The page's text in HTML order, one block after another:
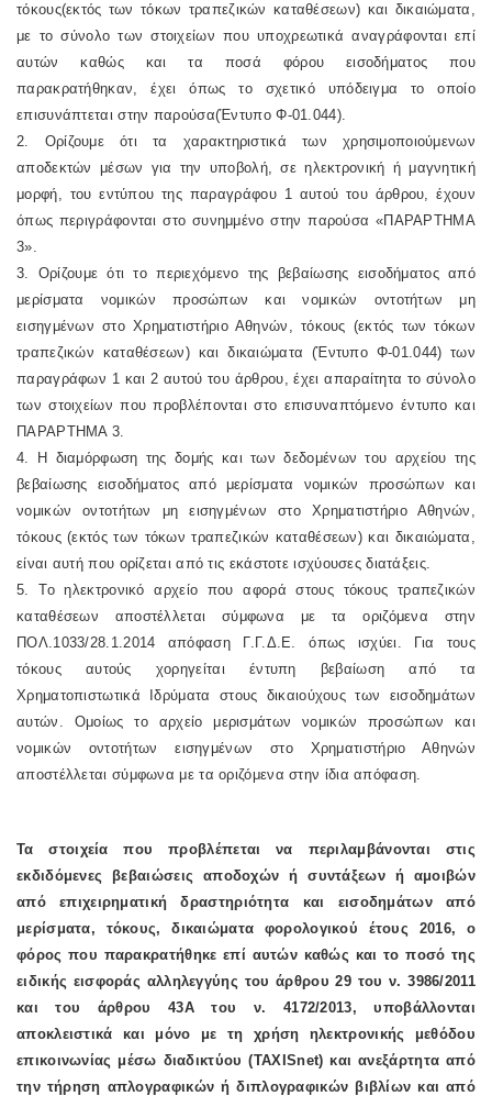
τόκους(εκτός των τόκων τραπεζικών καταθέσεων) και δικαιώματα,
με το σύνολο των στοιχείων που υποχρεωτικά αναγράφονται επί
αυτών καθώς και τα ποσά φόρου εισοδήματος που
παρακρατήθηκαν, έχει όπως το σχετικό υπόδειγμα το οποίο
επισυνάπτεται στην παρούσα(Έντυπο Φ-01.044).
2. Ορίζουμε ότι τα χαρακτηριστικά των χρησιμοποιούμενων
αποδεκτών μέσων για την υποβολή, σε ηλεκτρονική ή μαγνητική
μορφή, του εντύπου της παραγράφου 1 αυτού του άρθρου, έχουν
όπως περιγράφονται στο συνημμένο στην παρούσα «ΠΑΡΑΡΤΗΜΑ
3».
3. Ορίζουμε ότι το περιεχόμενο της βεβαίωσης εισοδήματος από
μερίσματα νομικών προσώπων και νομικών οντοτήτων μη
εισηγμένων στο Χρηματιστήριο Αθηνών, τόκους (εκτός των τόκων
τραπεζικών καταθέσεων) και δικαιώματα (Έντυπο Φ-01.044) των
παραγράφων 1 και 2 αυτού του άρθρου, έχει απαραίτητα το σύνολο
των στοιχείων που προβλέπονται στο επισυναπτόμενο έντυπο και
ΠΑΡΑΡΤΗΜΑ 3.
4. Η διαμόρφωση της δομής και των δεδομένων του αρχείου της
βεβαίωσης εισοδήματος από μερίσματα νομικών προσώπων και
νομικών οντοτήτων μη εισηγμένων στο Χρηματιστήριο Αθηνών,
τόκους (εκτός των τόκων τραπεζικών καταθέσεων) και δικαιώματα,
είναι αυτή που ορίζεται από τις εκάστοτε ισχύουσες διατάξεις.
5. Το ηλεκτρονικό αρχείο που αφορά στους τόκους τραπεζικών
καταθέσεων αποστέλλεται σύμφωνα με τα οριζόμενα στην
ΠΟΛ.1033/28.1.2014 απόφαση Γ.Γ.Δ.Ε. όπως ισχύει. Για τους
τόκους αυτούς χορηγείται έντυπη βεβαίωση από τα
Χρηματοπιστωτικά Ιδρύματα στους δικαιούχους των εισοδημάτων
αυτών. Ομοίως το αρχείο μερισμάτων νομικών προσώπων και
νομικών οντοτήτων εισηγμένων στο Χρηματιστήριο Αθηνών
αποστέλλεται σύμφωνα με τα οριζόμενα στην ίδια απόφαση.
Τα στοιχεία που προβλέπεται να περιλαμβάνονται στις
εκδιδόμενες βεβαιώσεις αποδοχών ή συντάξεων ή αμοιβών
από επιχειρηματική δραστηριότητα και εισοδημάτων από
μερίσματα, τόκους, δικαιώματα φορολογικού έτους 2016, ο
φόρος που παρακρατήθηκε επί αυτών καθώς και το ποσό της
ειδικής εισφοράς αλληλεγγύης του άρθρου 29 του ν. 3986/2011
και του άρθρου 43Α του ν. 4172/2013, υποβάλλονται
αποκλειστικά και μόνο με τη χρήση ηλεκτρονικής μεθόδου
επικοινωνίας μέσω διαδικτύου (TAXISnet) και ανεξάρτητα από
την τήρηση απλογραφικών ή διπλογραφικών βιβλίων και από